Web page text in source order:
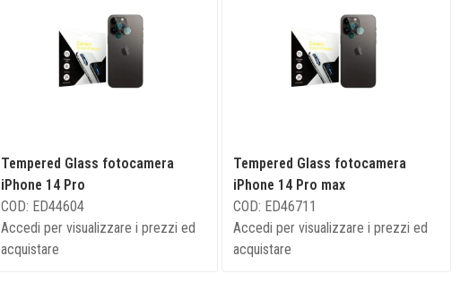
Tempered Glass fotocamera
iPhone 14 Pro
COD: ED44604
Accedi per visualizzare i prezzi ed
acquistare
Tempered Glass fotocamera
iPhone 14 Pro max
COD: ED46711
Accedi per visualizzare i prezzi ed
acquistare